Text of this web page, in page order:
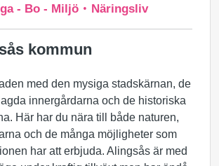
- Bo - Miljö Näringsliv
kommun
med den mysiga stadskärnan, de
innergårdarna och de historiska
Här har du nära till både naturen,
och de många möjligheter som
har att erbjuda. Alingsås är med